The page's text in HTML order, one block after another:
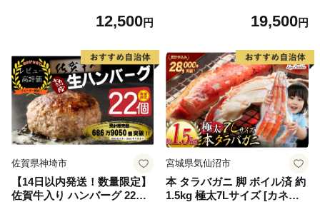
格外 不揃い さけ サケ 鮭切身
切り身 魚 わけあり
12,500円 19,500円
佐賀県神埼市
【14日以内発送！数量限定】
佐賀牛入り ハンバーグ 22個
宮城県気仙沼市
本 タラバガニ 脚 ボイル済 約
1.5kg 極太7Lサイズ [カネダ